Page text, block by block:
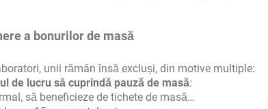
a bonurilor de masă
unii rămân însă excluși, din motive multiple:
de lucru să cuprindă pauză de masă:
să beneficieze de tichete de masă…